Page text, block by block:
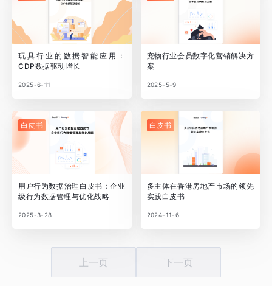
玩具行业的数据智能应用：
CDP数据驱动增长
2025-6-11
宠物行业会员数字化营销解决方
案
2025-5-9
白皮书
用户行为数据治理白皮书：企业
级行为数据管理与优化战略
2025-3-28
白皮书
多主体在香港房地产市场的领先
实践白皮书
2024-11-6
上一页 下一页